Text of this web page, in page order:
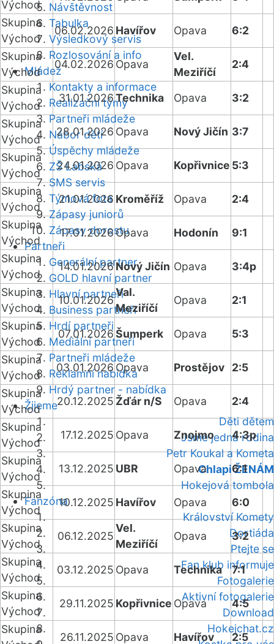
Návštěvnost
Tabulka
Výsledkový servis
Rozlosování a info
Mládež
Kontakty a informace
Realizační týmy
Partneři mládeže
Nábor dětí
Úspěchy mládeže
ZŠ Labská
SMS servis
Týmová fota
Zápasy juniorů
Zápasy dorostu
Partneři
Generální partner
GOLD hlavní partner
Hlavní partneři
Business partneři
Hrdí partneři
Mediální partneři
Partneři mládeže
Reklamní nabídka
Hrdý partner - nabídka
Žijeme
Děti dětem
Jsme jedna rodina
Petr Koukal a Kometa
Chlapi ŽENÁM
Hokejová tombola
Fanzóna
Království Komety
Dortiáda
Ptejte se
Fan klub informuje
Fotogalerie
Aktivní fotogalerie
Download
Hokejchat.cz
Východ
Skupina
Východ
06.02.2026 Havířov Opava
6:2
Skupina
Východ
04.02.2026 Opava
Vel.
Meziříčí
2:4
Skupina
Východ
31.01.2026Technika Opava
3:2
Skupina
Východ
28.01.2026 Opava Nový Jičín 3:7
Skupina
Východ
24.01.2026 Opava Kopřivnice 5:3
Skupina
Východ
21.01.2026 Kroměříž Opava
2:4
Skupina
Východ
17.01.2026Opava Hodonín
9:1
Skupina
Východ
14.01.2026Nový Jičín Opava
3:4p
Skupina
Východ
10.01.2026
Val.
Meziříčí
Opava
2:1
Skupina
Východ
07.01.2026Šumperk Opava
5:3
Skupina
Východ
03.01.2026 Opava Prostějov
2:5
Skupina
Východ
20.12.2025 Žďár n/S Opava
2:4
Skupina
Východ
17.12.2025 Opava Znojmo
4:3p
Skupina
Východ
13.12.2025 UBR Opava
6:1
Skupina
Východ
10.12.2025 Havířov Opava
6:0
Skupina
Východ
06.12.2025
Vel.
Meziříčí
Opava
3:2
Skupina
Východ
03.12.2025 Opava Technika
7:1
Skupina
Východ
29.11.2025 Kopřivnice Opava
4:5
Skupina
26.11.2025 Opava Havířov 2:5